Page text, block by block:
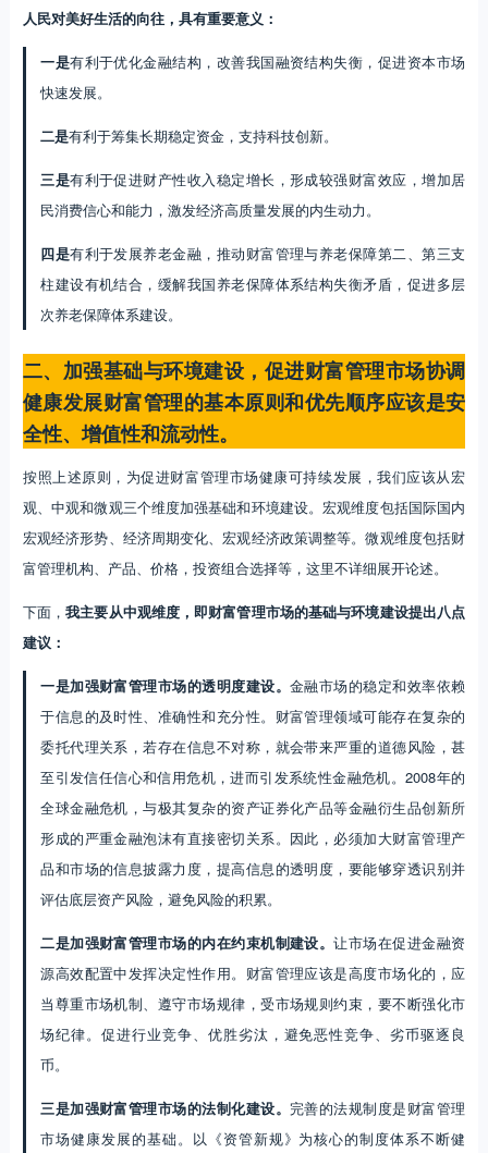
人民对美好生活的向往，具有重要意义：
一是有利于优化金融结构，改善我国融资结构失衡，促进资本市场
快速发展。
二是有利于筹集长期稳定资金，支持科技创新。
三是有利于促进财产性收入稳定增长，形成较强财富效应，增加居
民消费信心和能力，激发经济高质量发展的内生动力。
四是有利于发展养老金融，推动财富管理与养老保障第二、第三支
柱建设有机结合，缓解我国养老保障体系结构失衡矛盾，促进多层
次养老保障体系建设。
二、加强基础与环境建设，促进财富管理市场协调
健康发展财富管理的基本原则和优先顺序应该是安
全性、增值性和流动性。
按照上述原则，为促进财富管理市场健康可持续发展，我们应该从宏
观、中观和微观三个维度加强基础和环境建设。宏观维度包括国际国内
宏观经济形势、经济周期变化、宏观经济政策调整等。微观维度包括财
富管理机构、产品、价格，投资组合选择等，这里不详细展开论述。
下面，我主要从中观维度，即财富管理市场的基础与环境建设提出八点
建议：
一是加强财富管理市场的透明度建设。 金融市场的稳定和效率依赖
于信息的及时性、准确性和充分性。财富管理领域可能存在复杂的
委托代理关系，若存在信息不对称，就会带来严重的道德风险，甚
至引发信任信心和信用危机，进而引发系统性金融危机。2008年的
全球金融危机，与极其复杂的资产证券化产品等金融衍生品创新所
形成的严重金融泡沫有直接密切关系。因此，必须加大财富管理产
品和市场的信息披露力度，提高信息的透明度，要能够穿透识别并
评估底层资产风险，避免风险的积累。
二是加强财富管理市场的内在约束机制建设。让市场在促进金融资
源高效配置中发挥决定性作用。财富管理应该是高度市场化的，应
当尊重市场机制、遵守市场规律，受市场规则约束，要不断强化市
场纪律。促进行业竞争、优胜劣汰，避免恶性竞争、劣币驱逐良
币。
三是加强财富管理市场的法制化建设。 完善的法规制度是财富管理
市场健康发展的基础。以《资管新规》为核心的制度体系不断健